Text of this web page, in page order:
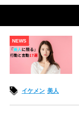
NEWS
イケメン 美人